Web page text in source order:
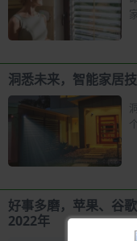
洞悉未来，智能家居
好事多磨，苹果、谷
2022年